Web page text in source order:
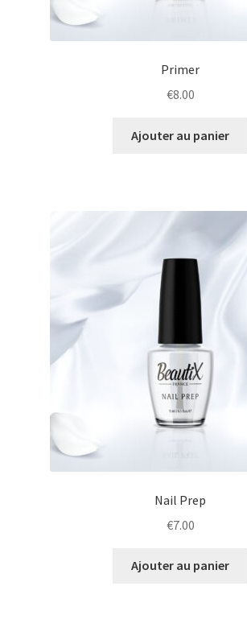
Primer
€8.00
Ajouter au panier
Nail Prep
€7.00
Ajouter au panier